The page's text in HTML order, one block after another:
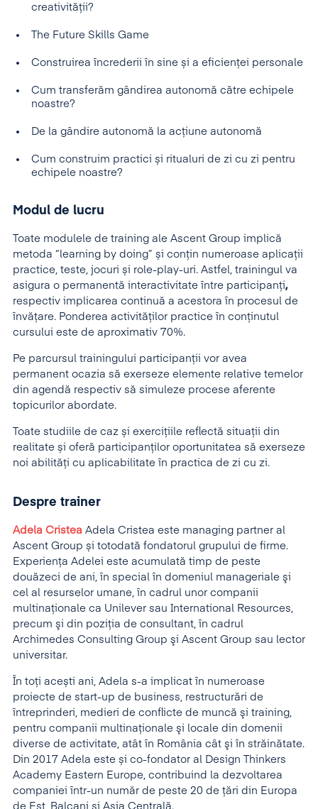
creativității?
The Future Skills Game
Construirea încrederii în sine și a eficienței personale
Cum transferăm gândirea autonomă către echipele
noastre?
De la gândire autonomă la acțiune autonomă
Cum construim practici și ritualuri de zi cu zi pentru
echipele noastre?
Modul de lucru
Toate modulele de training ale Ascent Group implică
metoda “learning by doing” și conțin numeroase aplicații
practice, teste, jocuri și role-play-uri. Astfel, trainingul va
asigura o permanentă interactivitate între participanți,
respectiv implicarea continuă a acestora în procesul de
învățare. Ponderea activităților practice în conținutul
cursului este de aproximativ 70%.
Pe parcursul trainingului participanţii vor avea
permanent ocazia să exerseze elemente relative temelor
din agendă respectiv să simuleze procese aferente
topicurilor abordate.
Toate studiile de caz și exercițiile reflectă situații din
realitate și oferă participanților oportunitatea să exerseze
noi abilități cu aplicabilitate în practica de zi cu zi.
Despre trainer
Adela Cristea Adela Cristea este managing partner al
Ascent Group și totodată fondatorul grupului de firme.
Experienţa Adelei este acumulată timp de peste
douăzeci de ani, în special în domeniul manageriale şi
cel al resurselor umane, în cadrul unor companii
multinaţionale ca Unilever sau International Resources,
precum şi din poziţia de consultant, în cadrul
Archimedes Consulting Group şi Ascent Group sau lector
universitar.
În toți acești ani, Adela s-a implicat în numeroase
proiecte de start-up de business, restructurări de
întreprinderi, medieri de conflicte de muncă şi training,
pentru companii multinaţionale şi locale din domenii
diverse de activitate, atât în România cât şi în străinătate.
Din 2017 Adela este și co-fondator al Design Thinkers
Academy Eastern Europe, contribuind la dezvoltarea
companiei într-un număr de peste 20 de țări din Europa
de Est, Balcani și Asia Centrală.